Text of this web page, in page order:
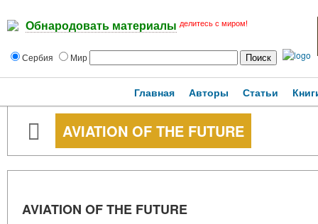
Обнародовать материалы делитесь с миром!
Сербия Мир
Главная Авторы Статьи
AVIATION OF THE FUTURE
AVIATION OF THE FUTURE